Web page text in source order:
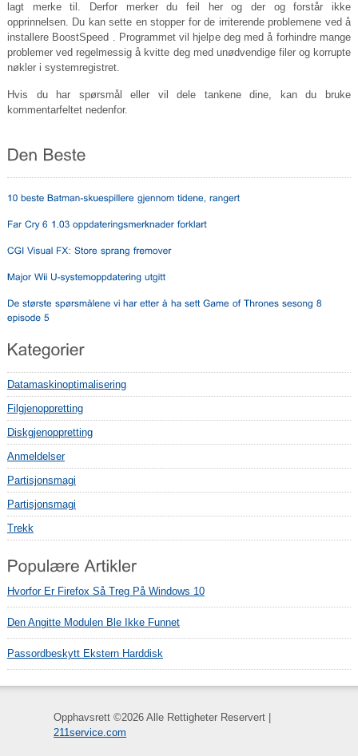
lagt merke til. Derfor merker du feil her og der og forstår ikke
opprinnelsen. Du kan sette en stopper for de irriterende problemene ved å
installere BoostSpeed . Programmet vil hjelpe deg med å forhindre mange
problemer ved regelmessig å kvitte deg med unødvendige filer og korrupte
nøkler i systemregistret.
Hvis du har spørsmål eller vil dele tankene dine, kan du bruke
kommentarfeltet nedenfor.
Datamaskinoptimalisering
Filgjenoppretting
Diskgjenoppretting
Anmeldelser
Partisjonsmagi
Partisjonsmagi
Trekk
Hvorfor Er Firefox Så Treg På Windows 10
Den Angitte Modulen Ble Ikke Funnet
Passordbeskytt Ekstern Harddisk
Opphavsrett ©2026 Alle Rettigheter Reservert |
211service.com